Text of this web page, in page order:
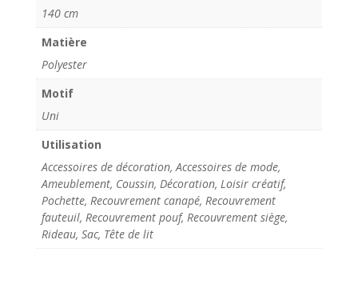
140 cm
Matière
Polyester
Motif
Uni
Utilisation
Accessoires de décoration, Accessoires de mode,
Ameublement, Coussin, Décoration, Loisir créatif,
Pochette, Recouvrement canapé, Recouvrement
fauteuil, Recouvrement pouf, Recouvrement siège,
Rideau, Sac, Tête de lit